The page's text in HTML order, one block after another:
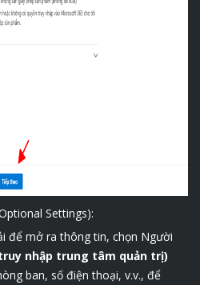
Settings):
để mở ra thông tin, chọn Người
nhập trung tâm quản trị)
ban, số điện thoại, v.v., để